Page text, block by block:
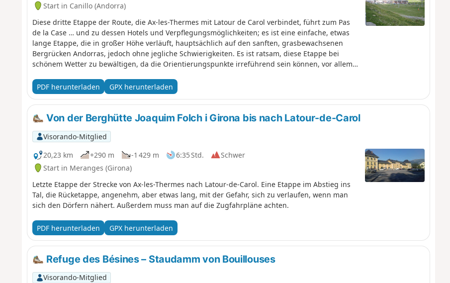
Start in Canillo (Andorra)
Diese dritte Etappe der Route, die Ax-les-Thermes mit Latour de Carol verbindet, führt zum Pas
de la Case … und zu dessen Hotels und Verpflegungsmöglichkeiten; es ist eine einfache, etwas
lange Etappe, die in großer Höhe verläuft, hauptsächlich auf den sanften, grasbewachsenen
Bergrücken Andorras, jedoch ohne jegliche Schwierigkeiten. Es ist ratsam, diese Etappe bei
schönem Wetter zu bewältigen, da die Orientierungspunkte irreführend sein können, vor allem
PDF herunterladen
GPX herunterladen
Von der Berghütte Joaquim Folch i Girona bis nach Latour-de-Carol
Visorando-Mitglied
20,23 km
+290 m -1 429 m 6:35 Std.
Schwer
Start in Meranges (Girona)
Letzte Etappe der Strecke von Ax-les-Thermes nach Latour-de-Carol. Eine Etappe im Abstieg ins
Tal, die Rücketappe, angenehm, aber etwas lang, mit der Gefahr, sich zu verlaufen, wenn man
sich den Dörfern nähert. Außerdem muss man auf die Zugfahrpläne achten.
PDF herunterladen GPX herunterladen
Refuge des Bésines – Staudamm von Bouillouses
Visorando-Mitglied